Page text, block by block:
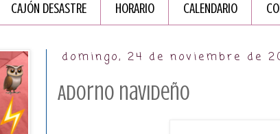
CAJÓN DESASTRE HORARIO CALENDARIO
domingo, 24 de noviembre de
Adorno navideño